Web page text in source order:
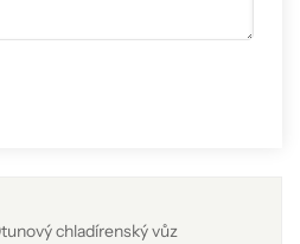
chladírenský vůz